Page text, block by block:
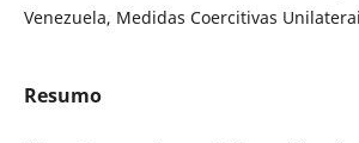
Venezuela, Medidas Coercitivas
Resumo